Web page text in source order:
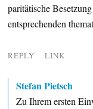
paritätische
entsprechenden
REPLY LINK
Stefan Pietsch
Zu Ihrem ersten